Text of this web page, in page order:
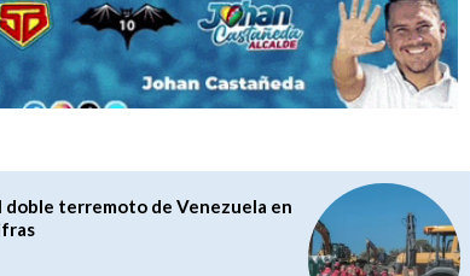
doble terremoto de Venezuela en